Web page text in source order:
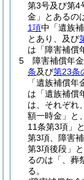
第3号及び第4
金」とあるの
1項中「遺族
とあり、及び
は「障害補償
5
障害補償年
条及び第23条
「遺族補償
は「遺族補償
は、それぞれ
額一時金」と、
11条第3項」
第3項、障害
第3項後段」と
るのは「、葬
る。